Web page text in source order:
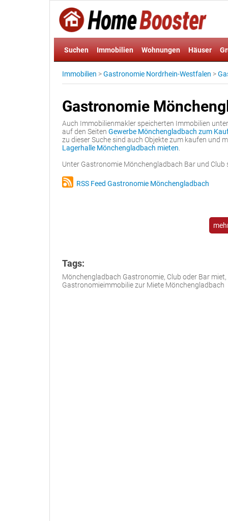
Suchen Immobilien Wohnungen Häuser
Immobilien >Gastronomie Nordrhein-Westfalen >
Gastronomie
Auch Immobilienmakler speicherten Immobilien
auf den Seiten Gewerbe Mönchengladbach zum
zu dieser Suche sind auch Objekte zum kaufen und
Lagerhalle Mönchengladbach mieten
Unter Gastronomie Mönchengladbach Bar und
RSS Feed Gastronomie Mönchengladbach
Tags:
Mönchengladbach Gastronomie, Club oder Bar
Gastronomieimmobilie zur Miete Mönchengladbach